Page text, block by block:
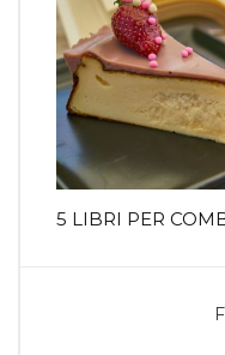
5 LIBRI PER